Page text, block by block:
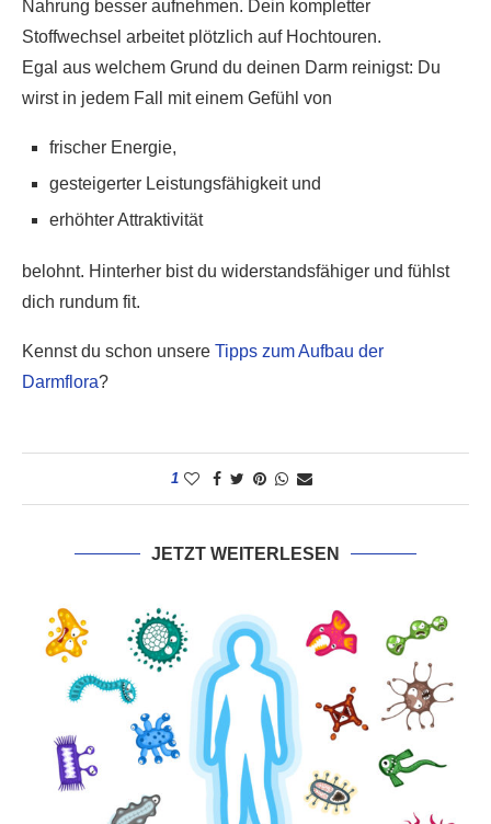
Nahrung besser aufnehmen. Dein kompletter
Stoffwechsel arbeitet plötzlich auf Hochtouren.
Egal aus welchem Grund du deinen Darm reinigst: Du
wirst in jedem Fall mit einem Gefühl von
frischer Energie,
gesteigerter Leistungsfähigkeit und
erhöhter Attraktivität
belohnt. Hinterher bist du widerstandsfähiger und fühlst
dich rundum fit.
Kennst du schon unsere Tipps zum Aufbau der
Darmflora?
1
JETZT WEITERLESEN